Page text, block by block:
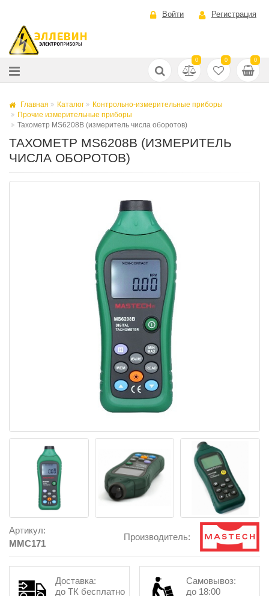
Войти Регистрация
0 0 0
Главная Каталог
Контрольно-измерительные приборы
Прочие измерительные приборы
Тахометр MS6208B (измеритель числа оборотов)
ТАХОМЕТР MS6208B (ИЗМЕРИТЕЛЬ
ЧИСЛА ОБОРОТОВ)
Артикул:
MMC171
Производитель:
Доставка:
до ТК бесплатно
Самовывоз:
до 18:00